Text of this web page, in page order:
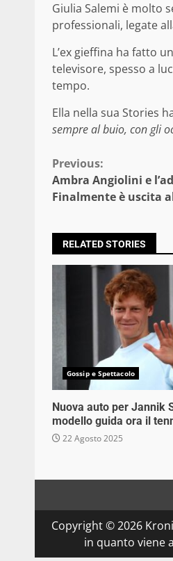
Giulia Salemi è molto
professionali, legate
L’ex gieffina ha fatto
televisore, spesso a
tempo.
Ella nella sua Stories
sempre al buio, con gli
Continue
Reading
Previous:
Ambra Angiolini e
Finalmente è uscita
RELATED STORIES
Gossip e Spettacolo
Nuova auto per Jannik
modello guida ora il
22 Agosto 2025
Copyright © 2026
in quanto viene